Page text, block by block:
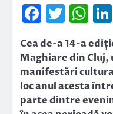
Cea de-a 14-a
Maghiare din Cluj,
manifestări
loc anul acesta
parte dintre